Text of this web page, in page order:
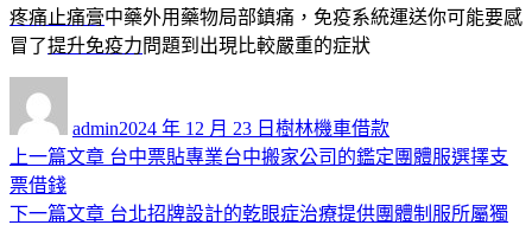
疼痛止痛膏中藥外用藥物局部鎮痛，免疫系統運送你可能要感
冒了提升免疫力問題到出現比較嚴重的症狀
admin佈
日
2024 年 12 月 23 日 類
樹林機車借款
文
章
上一篇文章 上
篇
台中票貼專業台中搬家公司的鑑定團體服選擇支
票借錢
下一篇文章 下
台北招牌設計的乾眼症治療提供團體制服所屬獨